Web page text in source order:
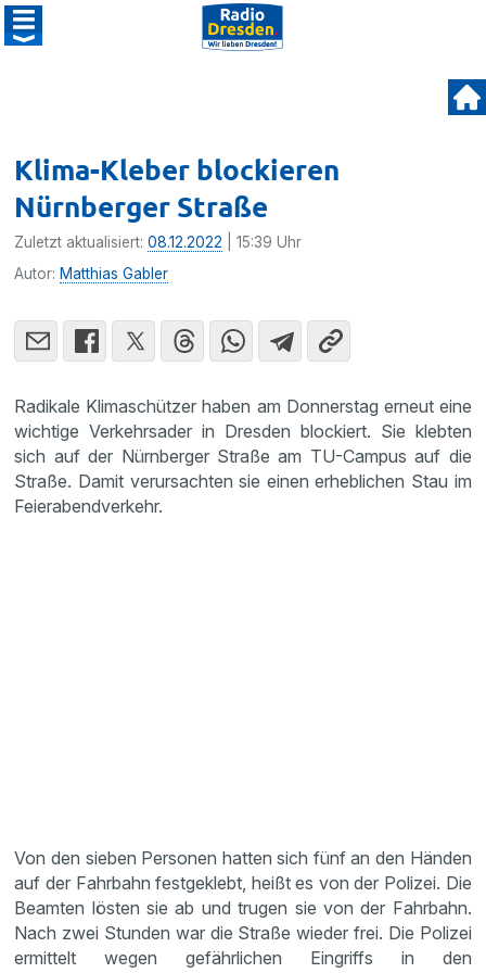
Klima-Kleber blockieren
Nürnberger Straße
Zuletzt aktualisiert:08.12.2022 | 15:39 Uhr
Autor: Matthias Gabler
Radikale Klimaschützer haben am Donnerstag erneut eine
wichtige Verkehrsader in Dresden blockiert. Sie klebten
sich auf der Nürnberger Straße am TU-Campus auf die
Straße. Damit verursachten sie einen erheblichen Stau im
Feierabendverkehr.
Von den sieben Personen hatten sich fünf an den Händen
auf der Fahrbahn festgeklebt, heißt es von der Polizei. Die
Beamten lösten sie ab und trugen sie von der Fahrbahn.
Nach zwei Stunden war die Straße wieder frei. Die Polizei
ermittelt wegen gefährlichen Eingriffs in den